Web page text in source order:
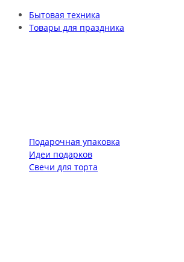
Бытовая техника
Товары для праздника
Подарочная упаковка
Идеи подарков
Свечи для торта